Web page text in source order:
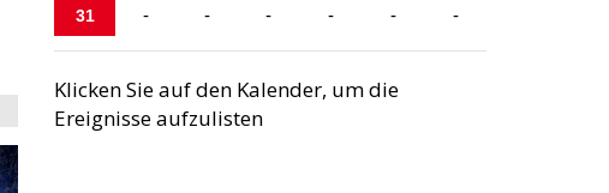
31 - - - - - -
Klicken Sie auf den Kalender, um die
Ereignisse aufzulisten